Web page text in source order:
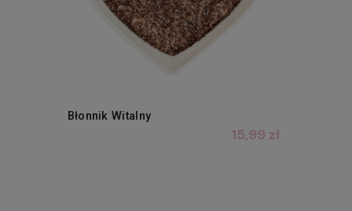
Błonnik Witalny
15,99 zł